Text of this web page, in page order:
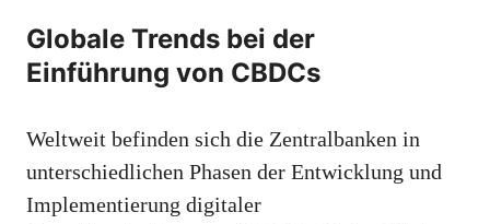
Globale Trends bei der
Einführung von CBDCs
Weltweit befinden sich die Zentralbanken in
unterschiedlichen Phasen der Entwicklung und
Implementierung digitaler